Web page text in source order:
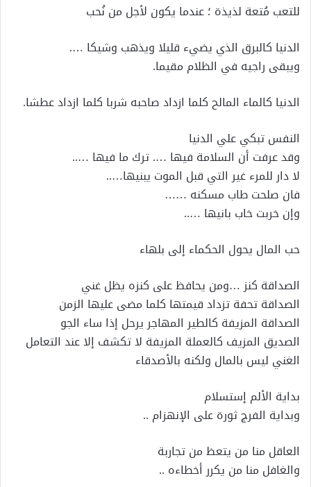
للتعب مُتعة لذيذة ؛ عندما يكون لأجل من نُحب
الدنيا كالبرق الذي يضيء قليلا ويذهب وشيكا ….
ويبقى راجيه في الظلام مقيما.
الدنيا كالماء المالح كلما ازداد صاحبه شربا كلما ازداد عطشا.
النفس تبكي علي الدنيا
وقد عرفت أن السلامة فيها …. ترك ما فيها …..
لا دار للمرء غير التي قبل الموت يبنيها…..
فان صلحت طاب مسكنه ……
وإن خربت خاب بانيها …..
حب المال يحول الحكماء إلى بلهاء
الصداقة كنز …ومن يحافظ على كنزه يظل غني
الصداقة تحفة تزداد قيمتها كلما مضى عليها الزمن
الصداقة المزيفة كالطير المهاجر يرحل إذا ساء الجو
الصديق المزيف كالعملة المزيفة لا تكشف إلا عند التعامل
الغني ليس بالمال ولكنه بالأصدقاء
بداية الألم إستسلام
وبداية الفرج ثورة على الإنهزام ..
العاقل منا من يتعظ من تجاربة
والغافل منا من يكرر أخطاءه ..